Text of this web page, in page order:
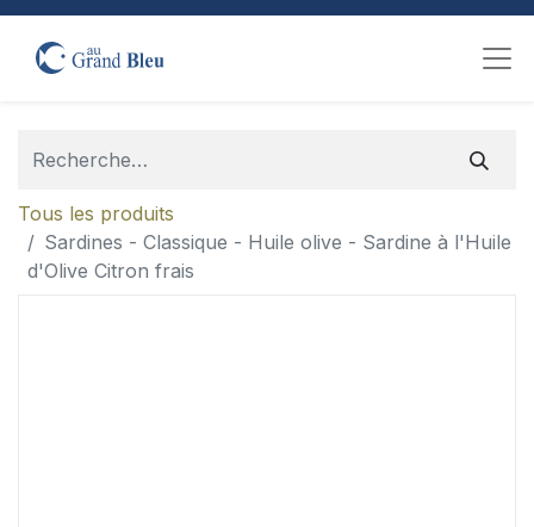
Tous les produits
Sardines - Classique - Huile olive - Sardine à l'Huile
d'Olive Citron frais